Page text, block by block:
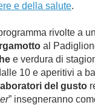
e della salute.
rivolte a
al
e verdura di
10 e aperitivi a
laboratori del gusto
” insegneranno